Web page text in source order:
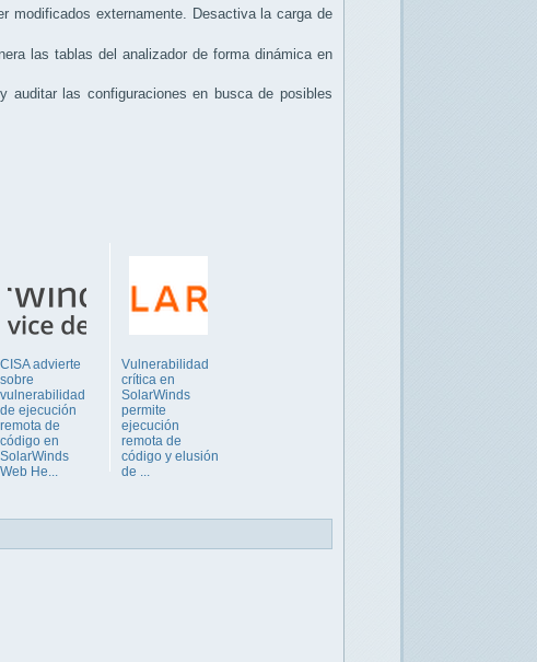
modificados externamente. Desactiva la carga de
las tablas del analizador de forma dinámica en
auditar las configuraciones en busca de posibles
CISA advierte
sobre
vulnerabilidad
de ejecución
remota de
código en
SolarWinds
Web He...
Vulnerabilidad
crítica en
SolarWinds
permite
ejecución
remota de
código y elusión
de ...